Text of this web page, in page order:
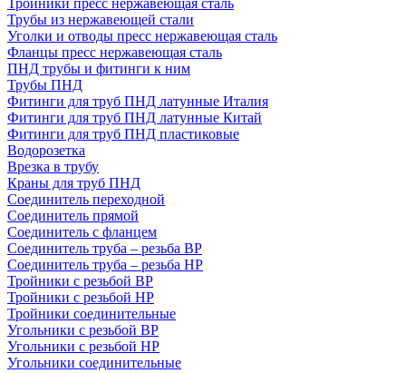
Трубы из нержавеющей стали
Уголки и отводы пресс нержавеющая сталь
Фланцы пресс нержавеющая сталь
ПНД трубы и фитинги к ним
Трубы ПНД
Фитинги для труб ПНД латунные Италия
Фитинги для труб ПНД латунные Китай
Фитинги для труб ПНД пластиковые
Водорозетка
Врезка в трубу
Краны для труб ПНД
Соединитель переходной
Соединитель прямой
Соединитель с фланцем
Соединитель труба – резьба ВР
Соединитель труба – резьба НР
Тройники с резьбой ВР
Тройники с резьбой НР
Тройники соединительные
Угольники с резьбой ВР
Угольники с резьбой НР
Угольники соединительные